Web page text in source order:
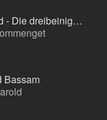
Die Heiland - Die dreibeinige Kuh (Серіал)
Bassam